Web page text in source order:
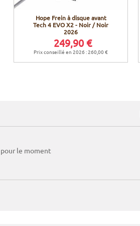
Hope Frein à disque avant
Tech 4 EVO X2 - Noir / Noir
2026
249,90 €
Prix conseillé en 2026 : 260,00 €
le moment